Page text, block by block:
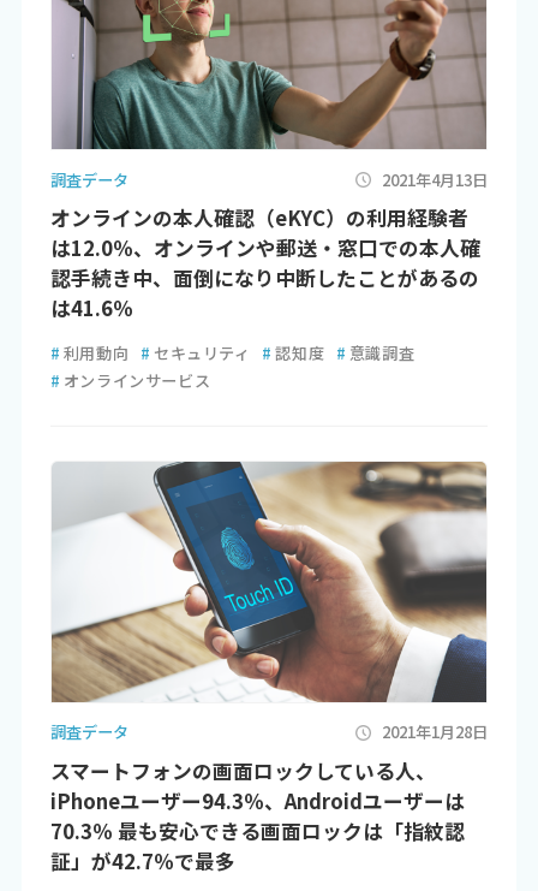
調査データ 2021年4月13日
オンラインの本人確認（eKYC）の利用経験者
は12.0％、オンラインや郵送・窓口での本人確
認手続き中、面倒になり中断したことがあるの
は41.6％
# 利用動向 # セキュリティ # 認知度 # 意識調査
# オンラインサービス
調査データ 2021年1月28日
スマートフォンの画面ロックしている人、
iPhoneユーザー94.3％、Androidユーザーは
70.3％ 最も安心できる画面ロックは「指紋認
証」が42.7％で最多